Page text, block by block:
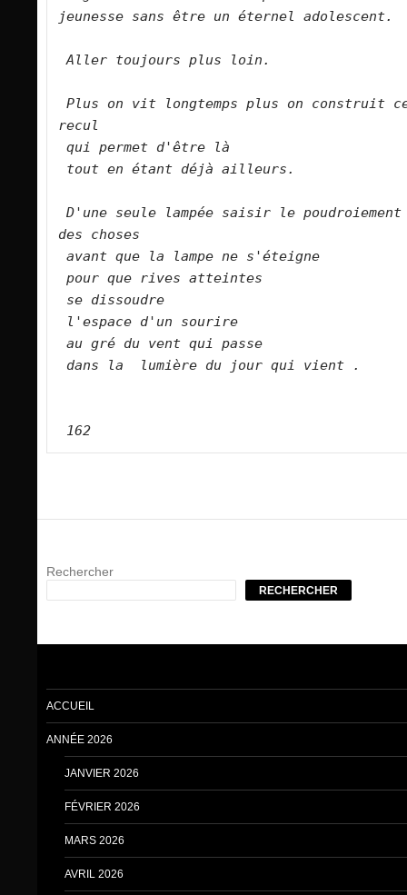
jeunesse sans être un éternel adolescent.
Aller toujours plus loin.
Plus on vit longtemps plus on construit
recul
qui permet d'être là
tout en étant déjà ailleurs.
D'une seule lampée saisir le poudroiement
des choses
avant que la lampe ne s'éteigne
pour que rives atteintes
se dissoudre
l'espace d'un sourire
au gré du vent qui passe
dans la  lumière du jour qui vient .
162
Rechercher
RECHERCHER
ACCUEIL
ANNÉE 2026
JANVIER 2026
FÉVRIER 2026
MARS 2026
AVRIL 2026